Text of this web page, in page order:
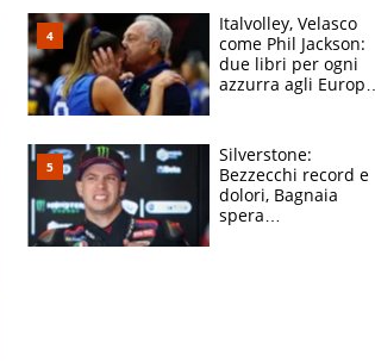
sfondo
Italvolley, Velasco
come Phil Jackson:
due libri per ogni
azzurra agli Europei.
Silverstone:
Bezzecchi record e
dolori, Bagnaia
spera